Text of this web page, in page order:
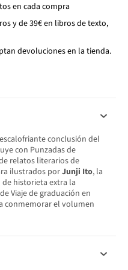
en cada compra
y de 39€ en libros de texto,
devoluciones en la tienda.
conclusión del
con Punzadas de
relatos literarios de
ilustrados porJunji Ito, la
historieta extra la
Viaje de graduación en
conmemorar el volumen